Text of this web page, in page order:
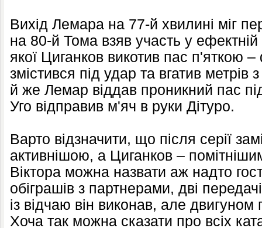
Вихід Лемара на 77-й хвилині міг
на 80-й Тома взяв участь у ефектній
якої Циганков викотив пас п'яткою –
змістився під удар та вгатив
й же Лемар віддав проникний пас
Уго відправив м'яч в руки Дітуро.
Варто відзначити, що після серії
активнішою, а Циганков –
Віктора можна назвати аж надто
обіграшів з партнерами, дві передачі
із відчаю він виконав, але двигуном
Хоча так можна сказати про всіх